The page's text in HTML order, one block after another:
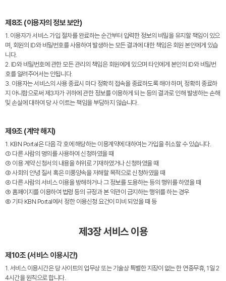
제8조 (이용자의 정보 보안)
1. 이용자가 서비스 가입 절차를 완료하는 순간부터 입력한 정보의 비밀을 유지할 책임이 있으
며, 회원의 ID와 비밀번호를 사용하여 발생하는 모든 결과에 대한 책임은 회원 본인에게 있습
니다.
2. ID와 비밀번호에 관한 모든 관리의 책임은 회원에게 있으며 타인에게 본인의 ID와 비밀번
호를 알려주어서는 안됩니다.
3. 이용자는 서비스의 사용 종료시 마다 정확히 접속을 종료하도록 해야 하며, 정확히 종료하
지 아니함으로써 제3자가 귀하에 관한 정보를 이용하게 되는 등의 결과로 인해 발생하는 손해
및 손실에 대하여 당 사 이트는 책임을 부담하지 않습니다.
제9조 (계약 해지)
1. KBN Portal은 다음 각 호에 해당하는 이용계약에 대하여는 가입을 취소할 수 있습니다.
① 다른 사람의 명의를 사용하여 신청하였을 때
② 이용 계약 신청서의 내용을 허위로 기재하였거나 신청하였을 때
③ 사회의 안녕 질서 혹은 미풍양속을 저해할 목적으로 신청하였을 때
④ 다른 사람의 서비스 이용을 방해하거나 그 정보를 도용하는 등의 행위를 하였을 때
⑤ 홈페이지를 이용하여 법령 등의 규정과 본 약관이 금지하는 행위를 하는 경우
⑥ 기타 KBN Portal에서 정한 이용신청 요건이 미비 되었을 때 등
제3장 서비스 이용
제10조 (서비스 이용시간)
1. 서비스 이용시간은 당 사이트의 업무상 또는 기술상 특별한 지장이 없는 한 연중무휴, 1일 2
4시간을 원칙으로 합니다.